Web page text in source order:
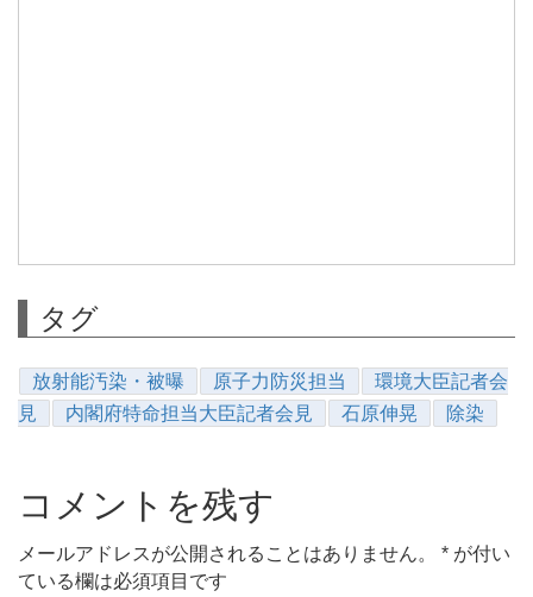
タグ
放射能汚染・被曝 原子力防災担当
環境大臣記者会
見
内閣府特命担当大臣記者会見 石原伸晃 除染
コメントを残す
メールアドレスが公開されることはありません。 * が付い
ている欄は必須項目です